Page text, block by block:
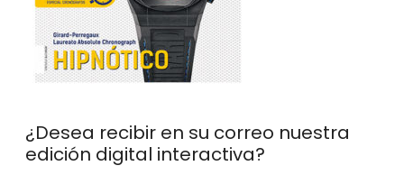
¿Desea recibir en su correo nuestra
edición digital interactiva?